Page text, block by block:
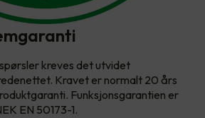
kreves det utvidet
Kravet er normalt 20 års
Funksjonsgarantien er
EN 50173-1.